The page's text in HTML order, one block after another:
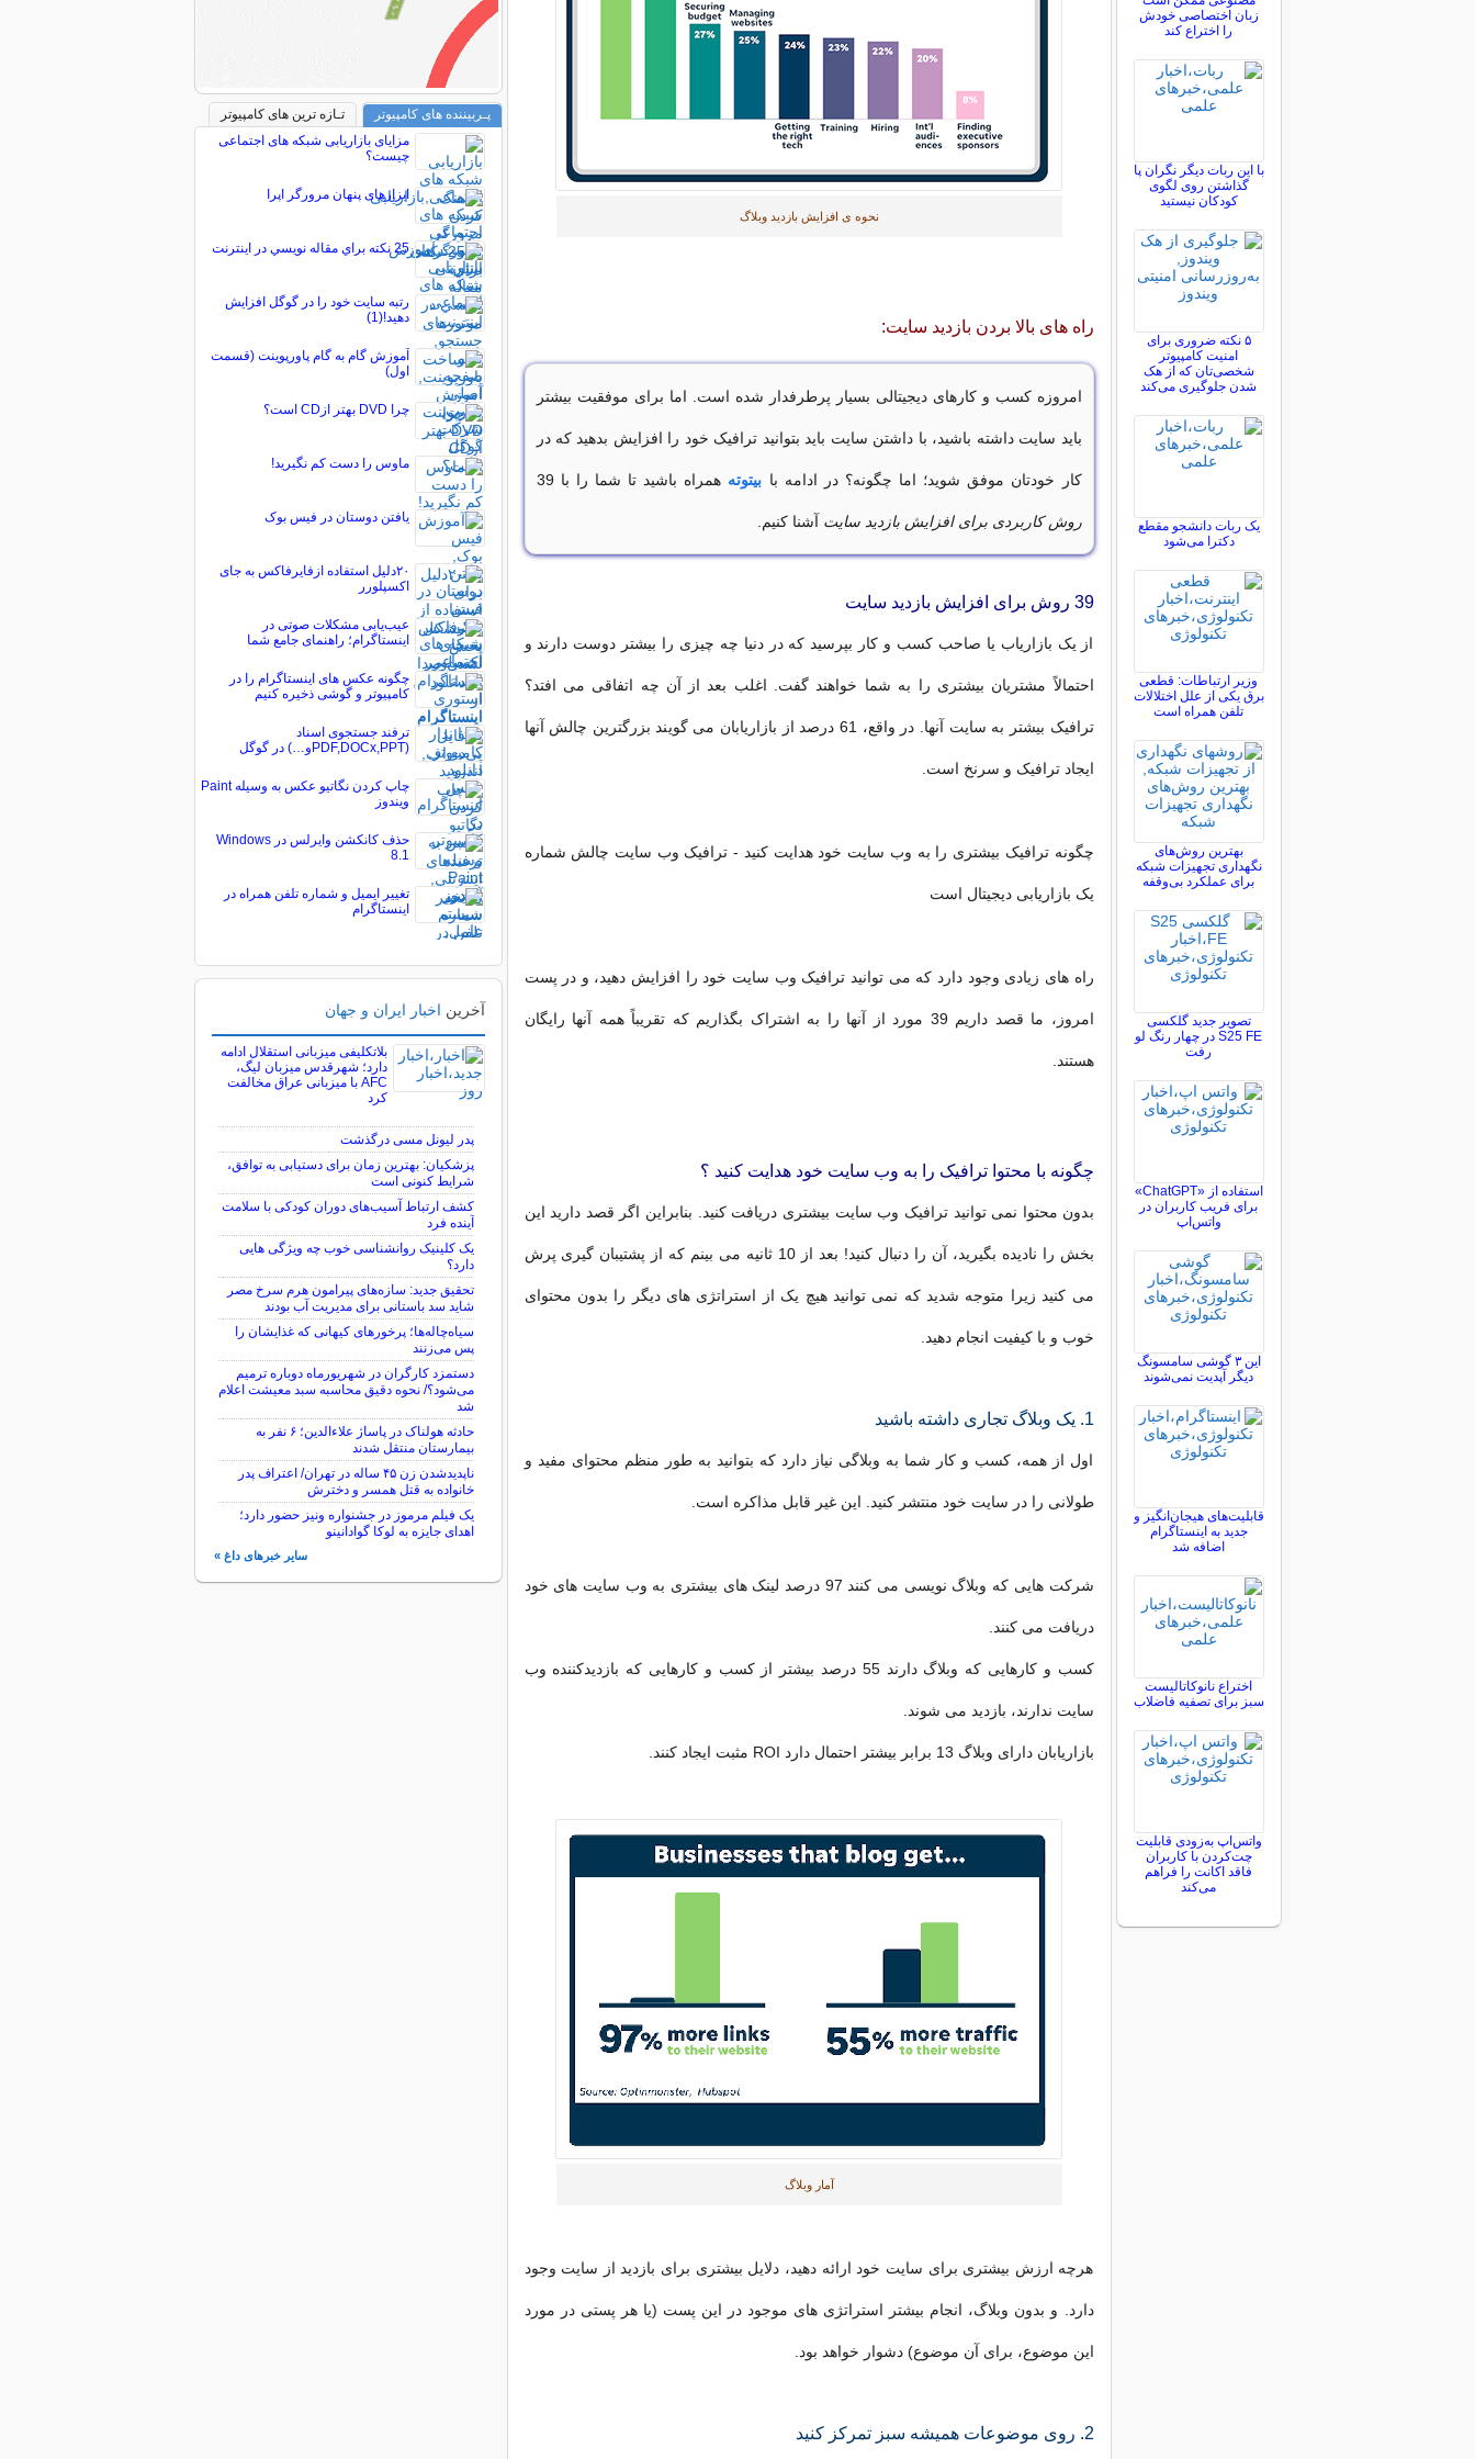
نحوه ی افزایش بازدید وبلاگ
راه های بالا بردن بازدید سایت:
امروزه کسب و کارهای دیجیتالی بسیار پرطرفدار شده است. اما برای موفقیت بیشتر
باید سایت داشته باشید، با داشتن سایت باید بتوانید ترافیک خود را افزایش بدهید که در
کار خودتان موفق شوید؛ اما چگونه؟ در ادامه با بیتوته همراه باشید تا شما را با 39
روش کاربردی برای افزایش بازدید سایت آشنا کنیم.
39 روش برای افزایش بازدید سایت
از یک بازاریاب یا صاحب کسب و کار بپرسید که در دنیا چه چیزی را بیشتر دوست دارند و
احتمالاً مشتریان بیشتری را به شما خواهند گفت. اغلب بعد از آن چه اتفاقی می افتد؟
ترافیک بیشتر به سایت آنها. در واقع، 61 درصد از بازاریابان می گویند بزرگترین چالش آنها
ایجاد ترافیک و سرنخ است.
چگونه ترافیک بیشتری را به وب سایت خود هدایت کنید - ترافیک وب سایت چالش شماره
یک بازاریابی دیجیتال است
راه های زیادی وجود دارد که می توانید ترافیک وب سایت خود را افزایش دهید، و در پست
امروز، ما قصد داریم 39 مورد از آنها را به اشتراک بگذاریم که تقریباً همه آنها رایگان
هستند.
چگونه با محتوا ترافیک را به وب سایت خود هدایت کنید ؟
بدون محتوا نمی توانید ترافیک وب سایت بیشتری دریافت کنید. بنابراین اگر قصد دارید این
بخش را نادیده بگیرید، آن را دنبال کنید! بعد از 10 ثانیه می بینم که از پشتیبان گیری پرش
می کنید زیرا متوجه شدید که نمی توانید هیچ یک از استراتژی های دیگر را بدون محتوای
خوب و با کیفیت انجام دهید.
1. یک وبلاگ تجاری داشته باشید
اول از همه، کسب و کار شما به وبلاگی نیاز دارد که بتوانید به طور منظم محتوای مفید و
طولانی را در سایت خود منتشر کنید. این غیر قابل مذاکره است.
شرکت هایی که وبلاگ نویسی می کنند 97 درصد لینک های بیشتری به وب سایت های خود
دریافت می کنند.
کسب و کارهایی که وبلاگ دارند 55 درصد بیشتر از کسب و کارهایی که بازدیدکننده وب
سایت ندارند، بازدید می شوند.
بازاریابان دارای وبلاگ 13 برابر بیشتر احتمال دارد ROI مثبت ایجاد کنند.
آمار وبلاگ
هرچه ارزش بیشتری برای سایت خود ارائه دهید، دلایل بیشتری برای بازدید از سایت وجود
دارد. و بدون وبلاگ، انجام بیشتر استراتژی های موجود در این پست (یا هر پستی در مورد
این موضوع، برای آن موضوع) دشوار خواهد بود.
2. روی موضوعات همیشه سبز تمرکز کنید
زبان اختصاصی خودش
را اختراع کند
با این ربات دیگر نگران پا
گذاشتن روی لگوی
کودکان نیستید
۵ نکته ضروری برای
امنیت کامپیوتر
شخصی‌تان که از هک
شدن جلوگیری می‌کند
یک ربات دانشجو مقطع
دکترا می‌شود
وزیر ارتباطات: قطعی
برق یکی از علل اختلالات
تلفن همراه است
بهترین روش‌های
نگهداری تجهیزات شبکه
برای عملکرد بی‌وقفه
تصویر جدید گلکسی
S25 FE در چهار رنگ لو
رفت
استفاده از «ChatGPT»
برای فریب کاربران در
واتس‌اپ
این ۳ گوشی سامسونگ
دیگر آپدیت نمی‌شوند
قابلیت‌های هیجان‌انگیز و
جدید به اینستاگرام
اضافه شد
اختراع نانوکاتالیست
سبز برای تصفیه فاضلاب
واتس‌اپ به‌زودی قابلیت
چت‌کردن با کاربران
فاقد اکانت را فراهم
می‌کند
پـربیننده های کامپیوتر
تـازه ترین های کامپیوتر
مزایای بازاریابی شبکه های اجتماعی
چیست؟
ابزارهای پنهان مرورگر اپرا
25 نکته براي مقاله نويسي در اينترنت
رتبه سایت خود را در گوگل افزایش
دهید!(1)
آموزش گام به گام پاورپوینت (قسمت
اول)
چرا DVD بهتر ازCD است؟
ماوس را دست کم نگیرید!
یافتن دوستان در فیس بوک
۲۰دلیل استفاده ازفایرفاکس به جای
اکسپلورر
عیب‌یابی مشکلات صوتی در
اینستاگرام؛ راهنمای جامع شما
چگونه عکس های اینستاگرام را در
کامپیوتر و گوشی ذخیره کنیم
ترفند جستجوی اسناد
(PDF,DOCx,PPTو…) در گوگل
چاپ کردن نگاتیو عکس به وسیله Paint
ویندوز
حذف کانکشن وایرلس در Windows
8.1
تغییر ایمیل و شماره تلفن همراه در
اینستاگرام
آخرین اخبار ایران و جهان
بلاتکلیفی میزبانی استقلال ادامه
دارد؛ شهرقدس میزبان لیگ،
AFC با میزبانی عراق مخالفت
کرد
پدر لیونل مسی درگذشت
پزشکیان: بهترین زمان برای دستیابی به توافق،
شرایط کنونی است
کشف ارتباط آسیب‌های دوران کودکی با سلامت
آینده فرد
یک کلینیک روانشناسی خوب چه ویژگی هایی
دارد؟
تحقیق جدید: سازه‌های پیرامون هرم سرخ مصر
شاید سد باستانی برای مدیریت آب بودند
سیاه‌چاله‌ها؛ پرخورهای کیهانی که غذایشان را
پس می‌زنند
دستمزد کارگران در شهریورماه دوباره ترمیم
می‌شود؟/ نحوه دقیق محاسبه سبد معیشت اعلام
شد
حادثه هولناک در پاساژ علاءالدین؛ ۶ نفر به
بیمارستان منتقل شدند
ناپدیدشدن زن ۴۵ ساله در تهران/ اعتراف پدر
خانواده به قتل همسر و دخترش
یک فیلم مرموز در جشنواره ونیز حضور دارد؛
اهدای جایزه به لوکا گوادانینو
سایر خبرهای داغ »